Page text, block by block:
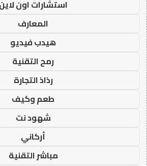
استشارات اون لاين
المعارف
هيدب فيديو
رمح التقنية
رذاذ التجارة
طعم وكيف
شهود نت
أركاني
مباشر التقنية